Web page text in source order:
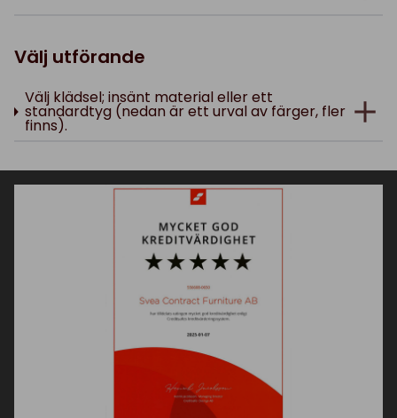
Välj utförande
Välj klädsel; insänt material eller ett
standardtyg (nedan är ett urval av färger, fler
finns).